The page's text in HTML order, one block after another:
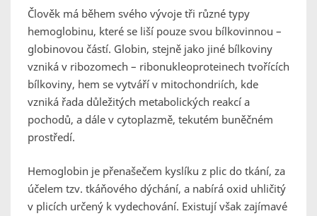
Člověk má během svého vývoje tři různé typy
hemoglobinu, které se liší pouze svou bílkovinnou –
globinovou částí. Globin, stejně jako jiné bílkoviny
vzniká v ribozomech – ribonukleoproteinech tvořících
bílkoviny, hem se vytváří v mitochondriích, kde
vzniká řada důležitých metabolických reakcí a
pochodů, a dále v cytoplazmě, tekutém buněčném
prostředí.
Hemoglobin je přenašečem kyslíku z plic do tkání, za
účelem tzv. tkáňového dýchání, a nabírá oxid uhličitý
v plicích určený k vydechování. Existují však zajímavé